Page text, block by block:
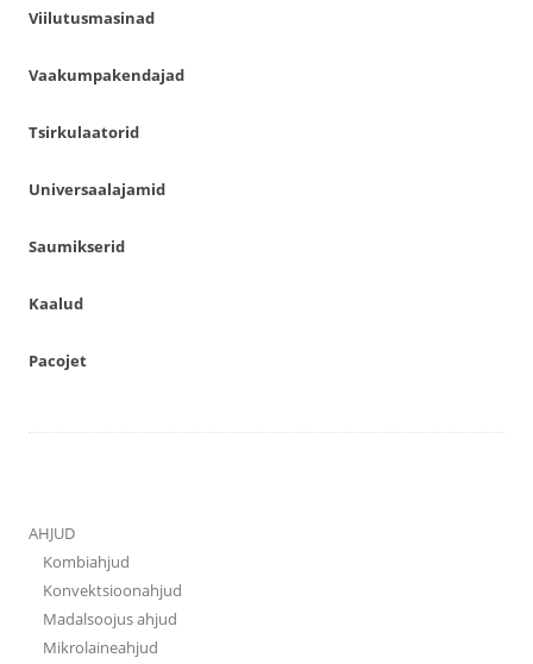
Viilutusmasinad
Vaakumpakendajad
Tsirkulaatorid
Universaalajamid
Saumikserid
Kaalud
Pacojet
AHJUD
Kombiahjud
Konvektsioonahjud
Madalsoojus ahjud
Mikrolaineahjud